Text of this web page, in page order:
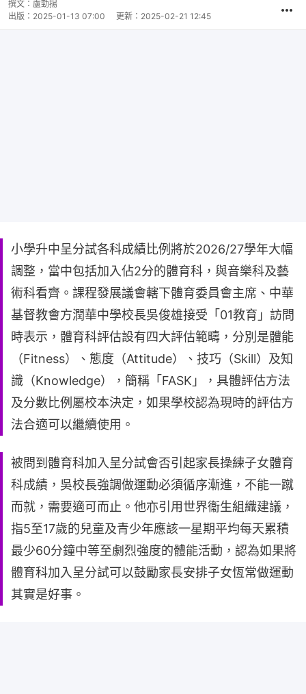
撰文： 盧勁揚
出版： 2025-01-13 07:00 更新： 2025-02-21 12:45
小學升中呈分試各科成績比例將於2026/27學年大幅
調整，當中包括加入佔2分的體育科，與音樂科及藝
術科看齊。課程發展議會轄下體育委員會主席、中華
基督教會方潤華中學校長吳俊雄接受「01教育」訪問
時表示，體育科評估設有四大評估範疇，分別是體能
（Fitness）、態度（Attitude）、技巧（Skill）及知
識（Knowledge），簡稱「FASK」，具體評估方法
及分數比例屬校本決定，如果學校認為現時的評估方
法合適可以繼續使用。
被問到體育科加入呈分試會否引起家長操練子女體育
科成績，吳校長強調做運動必須循序漸進，不能一蹴
而就，需要適可而止。他亦引用世界衞生組織建議，
指5至17歲的兒童及青少年應該一星期平均每天累積
最少60分鐘中等至劇烈強度的體能活動，認為如果將
體育科加入呈分試可以鼓勵家長安排子女恆常做運動
其實是好事。